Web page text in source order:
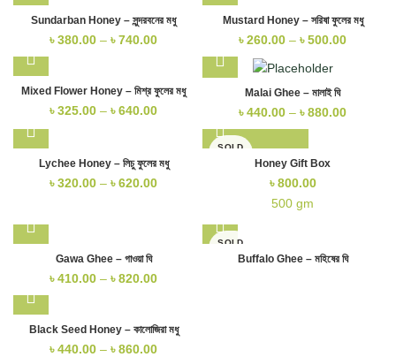
Sundarban Honey – সুন্দরবনের মধু
৳380.00 – ৳740.00
Mustard Honey – সরিষা ফুলের মধু
৳260.00 – ৳500.00
Mixed Flower Honey – মিশ্র ফুলের মধু
৳325.00 – ৳640.00
Malai Ghee – মালাই ঘি
৳440.00 – ৳880.00
Lychee Honey – লিচু ফুলের মধু
৳320.00 – ৳620.00
SOLD
Honey Gift Box
৳800.00
500 gm
Gawa Ghee – গাওয়া ঘি
৳410.00 – ৳820.00
SOLD
OUTBuffalo Ghee – মহিষের ঘি
Black Seed Honey – কালোজিরা মধু
৳440.00 – ৳860.00